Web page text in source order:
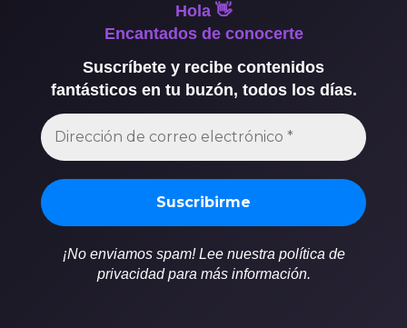
Hola 👋
Encantados de conocerte
Suscríbete y recibe contenidos
fantásticos en tu buzón, todos los días.
¡No enviamos spam! Lee nuestra política de
privacidad para más información.